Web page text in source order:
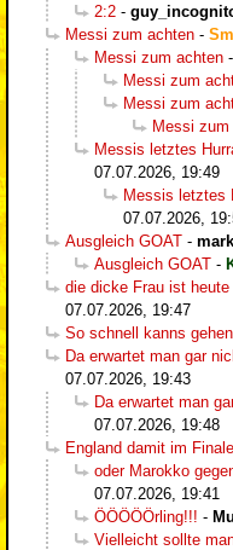
2:2 -
Messi zum achten -
Messi zum achten -
Messi zum
Messi zum
Messi
Messis letztes
07.07.2026, 19:49
Messis letztes
07.07.2026,
Ausgleich GOAT -
Ausgleich GOAT -
die dicke Frau ist
07.07.2026, 19:47
So schnell kanns
Da erwartet man gar
07.07.2026, 19:43
Da erwartet man
07.07.2026, 19:48
England damit im
oder Marokko
07.07.2026, 19:41
ÖÖÖÖÖrling!!! -
Vielleicht sollte